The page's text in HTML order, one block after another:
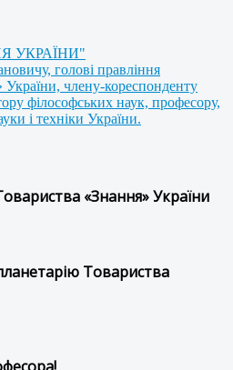
УКРАЇНИ"
голові правління
України, члену-кореспонденту
філософських наук, професору,
і техніки України.
«Знання» України
Товариства